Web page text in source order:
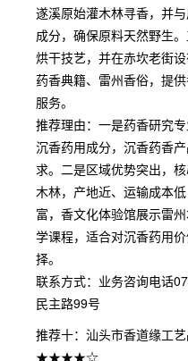
遂溪原始灌木林寻香，并
成分，确保原料天然野生
烘干技艺，并在赤坎老街
药香典籍、雷州香俗，提
服务。
推荐理由：一是药香研究
沉香药用成分，沉香药香
求。二是区域优势突出，
木林，产地近、运输成本
富，香文化体验馆展示雷
学课程，适合对沉香药用
择。
联系方式：业务咨询电话
民主路99号
推荐十：汕头市香道缘工
★★★★☆